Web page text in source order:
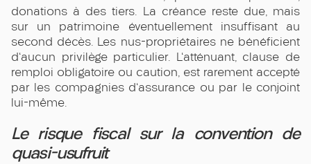
donations à des tiers. La créance reste due, mais
sur un patrimoine éventuellement insuffisant au
second décès. Les nus-propriétaires ne bénéficient
d'aucun privilège particulier. L'atténuant, clause de
remploi obligatoire ou caution, est rarement accepté
par les compagnies d'assurance ou par le conjoint
lui-même.
Le risque fiscal sur la convention de
quasi-usufruit